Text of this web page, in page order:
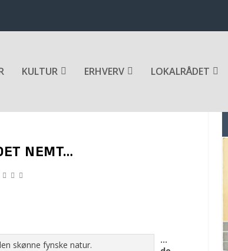
KULTUR ERHVERV LOKALRÅDET
NEMT…
…